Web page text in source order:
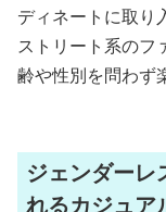
ディネートに取り
ストリート系のフ
齢や性別を問わず
ジェンダーレ
れるカジュア